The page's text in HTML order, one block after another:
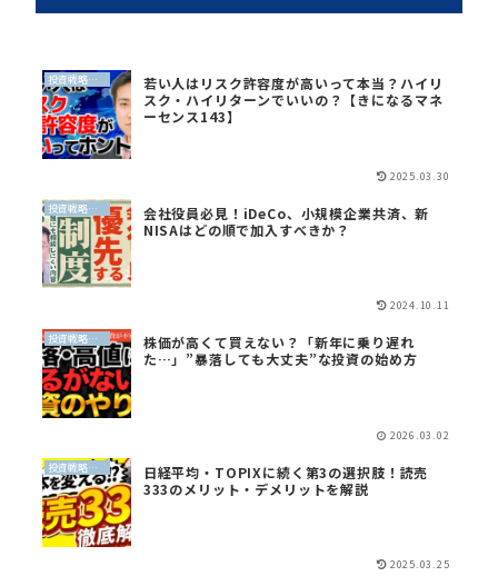
投資戦略（全世界投資）
若い人はリスク許容度が高いって本当？ハイリ
スク・ハイリターンでいいの？【きになるマネ
ーセンス143】
2025.03.30
投資戦略（全世界投資）
会社役員必見！iDeCo、小規模企業共済、新
NISAはどの順で加入すべきか？
2024.10.11
投資戦略（全世界投資）
株価が高くて買えない？「新年に乗り遅れ
た…」”暴落しても大丈夫”な投資の始め方
2026.03.02
投資戦略（全世界投資）
日経平均・TOPIXに続く第3の選択肢！読売
333のメリット・デメリットを解説
2025.03.25